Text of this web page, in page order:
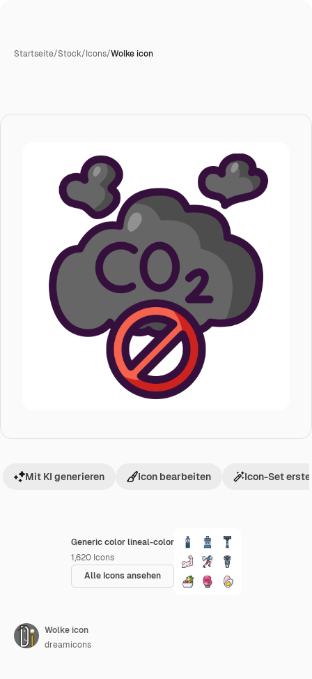
Startseite/Stock/Icons/Wolke icon
Generic color lineal-color
1,620 Icons
Alle Icons ansehen
Mit KI generieren Icon bearbeiten Icon-Set
Wolke icon
dreamicons